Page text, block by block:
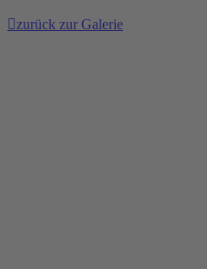
zurück zur Galerie